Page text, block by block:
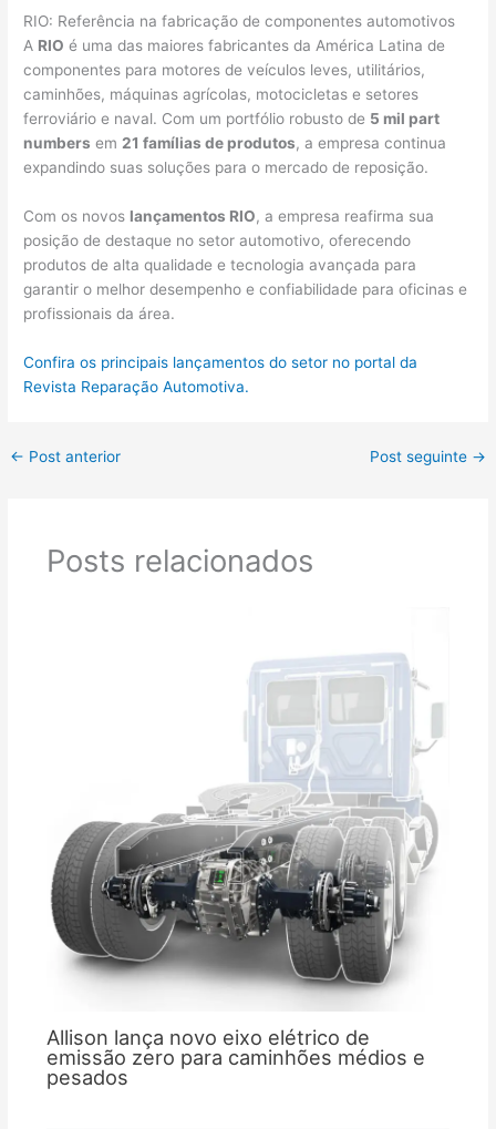
RIO: Referência na fabricação de componentes automotivos
A RIO é uma das maiores fabricantes da América Latina de
componentes para motores de veículos leves, utilitários,
caminhões, máquinas agrícolas, motocicletas e setores
ferroviário e naval. Com um portfólio robusto de 5 mil part
numbers em21 famílias de produtos, a empresa continua
expandindo suas soluções para o mercado de reposição.
Com os novos lançamentos RIO, a empresa reafirma sua
posição de destaque no setor automotivo, oferecendo
produtos de alta qualidade e tecnologia avançada para
garantir o melhor desempenho e confiabilidade para oficinas e
profissionais da área.
Confira os principais lançamentos do setor no portal da
Revista Reparação Automotiva.
← Post anterior Post seguinte →
Posts relacionados
Allison lança novo eixo elétrico de
emissão zero para caminhões médios e
pesados